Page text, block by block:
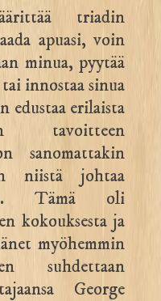
triadin
apuasi, voin
minua, pyytää
innostaa sinua
edustaa erilaista
tavoitteen
sanomattakin
niistä johtaa
Tämä oli
kokouksesta ja
myöhemmin
suhdettaan
George